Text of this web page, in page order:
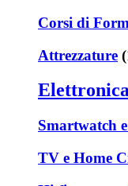
Corsi di
Attrezzature
Smartwatch
TV e Home